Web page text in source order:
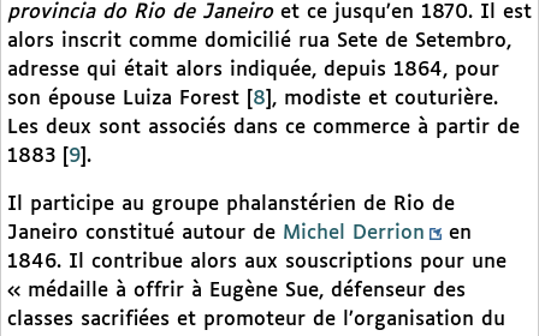
provincia do Rio de Janeiroet ce jusqu’en 1870. Il est
alors inscrit comme domicilié rua Sete de Setembro,
adresse qui était alors indiquée, depuis 1864, pour
son épouse Luiza Forest
8 , modiste et couturière.
Les deux sont associés dans ce commerce à partir de
1883
9 .
Il participe au groupe phalanstérien de Rio de
Janeiro constitué autour de Michel Derrion
en
1846. Il contribue alors aux souscriptions pour une
« médaille à offrir à Eugène Sue, défenseur des
classes sacrifiées et promoteur de l’organisation du